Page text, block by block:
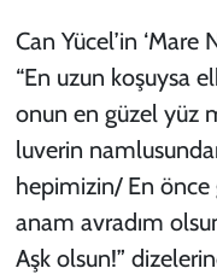
Can Yücel’in
“En uzun koşuysa
onun en güzel yüz
luverin
hepimizin/ En önce
anam avradım
Aşk olsun!”